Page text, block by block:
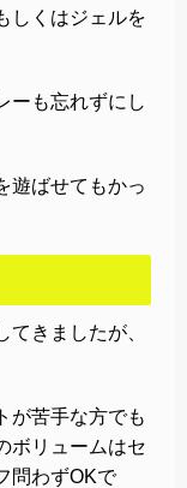
しくはジェルを
ーも忘れずにし
遊ばせてもかっ
きましたが、
が苦手な方でも
ボリュームはセ
問わずOKで